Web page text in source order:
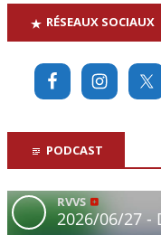
RÉSEAUX SOCIAUX
PODCAST